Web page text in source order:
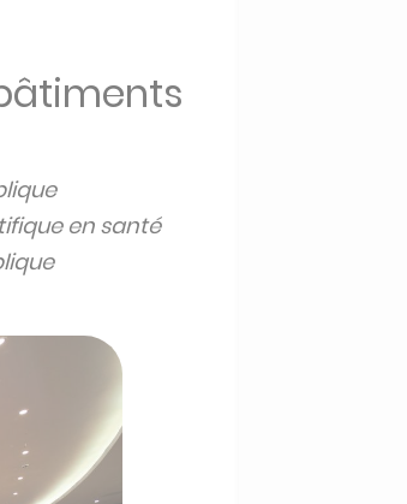
en santé